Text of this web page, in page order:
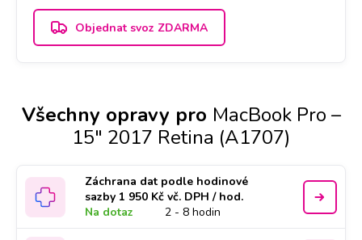
Objednat svoz ZDARMA
Všechny opravy pro MacBook Pro –
15" 2017 Retina (A1707)
Záchrana dat podle hodinové
sazby 1 950 Kč vč. DPH / hod.
Na dotaz
2 - 8 hodin